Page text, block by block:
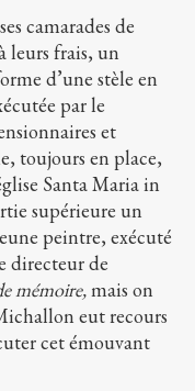
camarades de
leurs frais, un
d’une stèle en
par le
et
toujours en place,
Santa Maria in
supérieure un
peintre, exécuté
directeur de
mémoire,mais on
eut recours
cet émouvant